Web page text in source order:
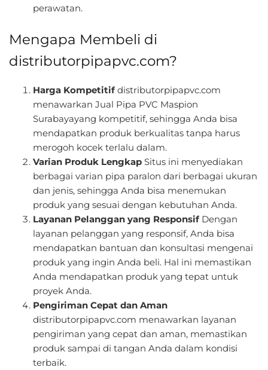
perawatan.
Mengapa Membeli di
distributorpipapvc.com?
Harga Kompetitif distributorpipapvc.com
menawarkan Jual Pipa PVC Maspion
Surabayayang kompetitif, sehingga Anda bisa
mendapatkan produk berkualitas tanpa harus
merogoh kocek terlalu dalam.
Varian Produk Lengkap Situs ini menyediakan
berbagai varian pipa paralon dari berbagai ukuran
dan jenis, sehingga Anda bisa menemukan
produk yang sesuai dengan kebutuhan Anda.
Layanan Pelanggan yang Responsif Dengan
layanan pelanggan yang responsif, Anda bisa
mendapatkan bantuan dan konsultasi mengenai
produk yang ingin Anda beli. Hal ini memastikan
Anda mendapatkan produk yang tepat untuk
proyek Anda.
Pengiriman Cepat dan Aman
distributorpipapvc.com menawarkan layanan
pengiriman yang cepat dan aman, memastikan
produk sampai di tangan Anda dalam kondisi
terbaik.